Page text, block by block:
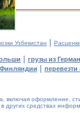
Узбекистан |
| грузы из
| перевезти
оформление,
других средствах